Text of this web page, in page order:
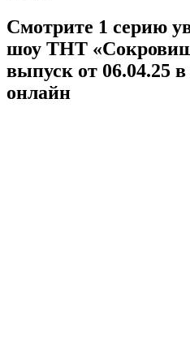
Смотрите 1 серию
шоу ТНТ
выпуск от 06.04.25
онлайн